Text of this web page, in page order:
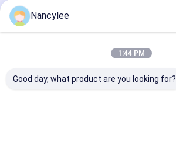
Prodotti Raccomandati
Nancylee
1:44 PM
Good day, what product are you looking for?